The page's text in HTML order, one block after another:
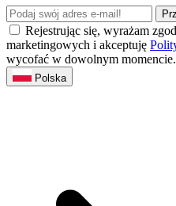
Rejestrując się, wyrażam
marketingowych i akceptuję
wycofać w dowolnym momencie.
Polska